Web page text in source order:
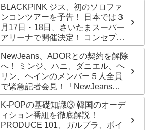
BLACKPINK ジス、初のソロファ
ンコンツアーを予告！ 日本では３
月17日・18日、さいたまスーパー
アリーナで開催決定！ コンセプト
は“愛のカケラ”！？ 14日には新ア
ルバム『AMORTAGE』もリリース
NewJeans、ADORとの契約を解除
へ！ ミンジ、ハニ、ダニエル、ヘ
リン、ヘインのメンバー５人全員
で緊急記者会見！「NewJeans
never dies!」と微笑みの宣言！
ADOR側、2029年まで契約有効と
主張
K-POPの基礎知識③ 韓国のオーデ
ィション番組を徹底解説！
PRODUCE 101、ガルプラ、ボイ